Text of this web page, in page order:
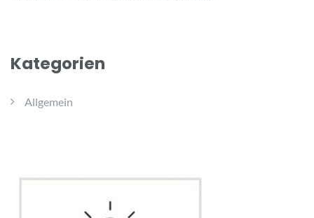
Kategorien
Allgemein